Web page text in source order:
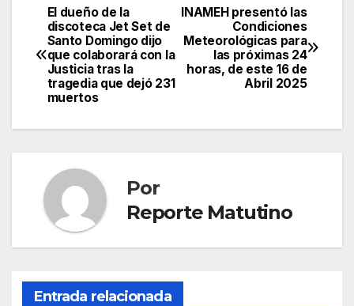
Navegación
de
entradas
INAMEH presentó las
Condiciones
Meteorológicas para
las próximas 24
horas, de este 16 de
Abril 2025
El dueño de la
discoteca Jet Set de
Santo Domingo dijo
que colaborará con la
Justicia tras la
tragedia que dejó 231
muertos
Por
Reporte Matutino
Entrada relacionada